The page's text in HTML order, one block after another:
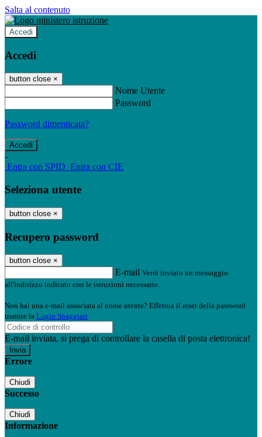
Salta al contenuto
Accedi
Accedi
button close ×
Nome Utente
Password
Password dimenticata?
-
Entra con SPID Entra con CIE
Seleziona utente
button close ×
Recupero password
button close ×
E-mail Verrà inviato un messaggio
all'indirizzo indicato con le istruzioni necessarie.
Non hai una e-mail associata al nome utente? Effettua il reset della password
tramite la Login Spaggiari
E-mail inviata, si prega di controllare la casella di posta elettronica!
Errore
Chiudi
Successo
Chiudi
Informazione